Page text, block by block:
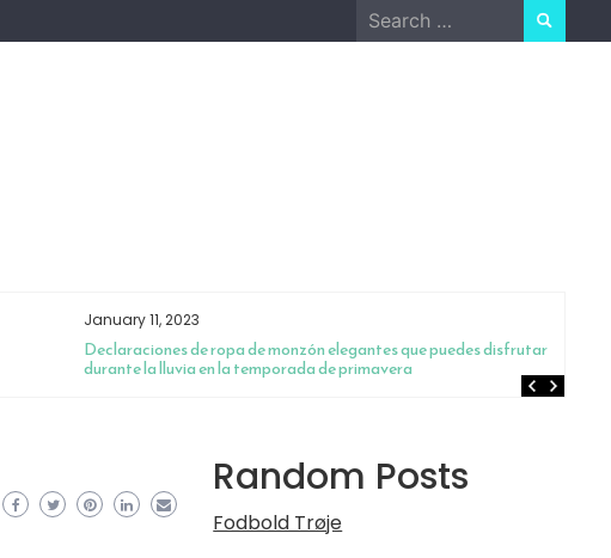
Search
for:
January 11, 2023
Declaraciones de ropa de monzón elegantes que puedes disfrutar
durante la lluvia en la temporada de primavera
Random Posts
Fodbold Trøje